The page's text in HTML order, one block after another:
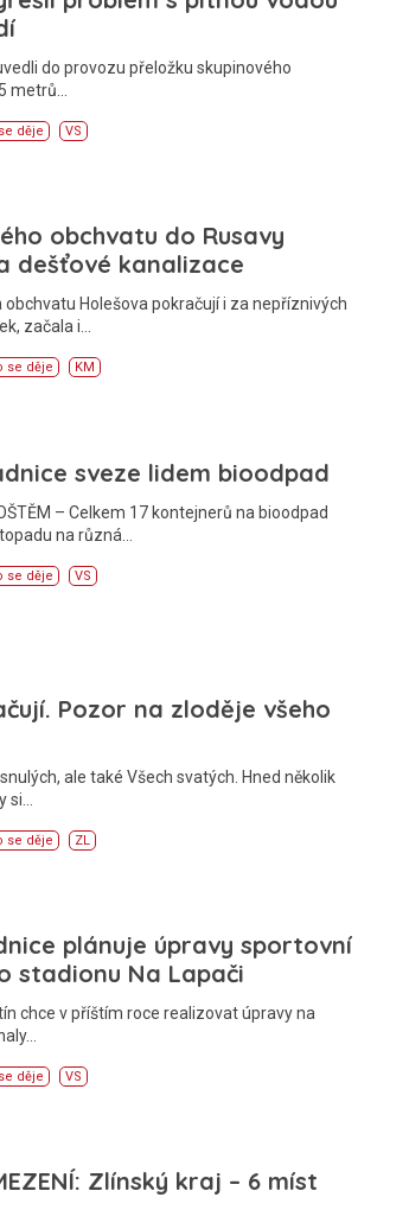
do provozu přeložku skupinového
metrů…
děje VS
obchvatu do Rusavy
dešťové kanalizace
obchvatu Holešova pokračují i za nepříznivých
začala i…
se děje KM
sveze lidem bioodpad
– Celkem 17 kontejnerů na bioodpad
na různá…
se děje VS
Pozor na zloděje všeho
ale také Všech svatých. Hned několik
si…
se děje ZL
plánuje úpravy sportovní
stadionu Na Lapači
chce v příštím roce realizovat úpravy na
děje VS
Zlínský kraj – 6 míst